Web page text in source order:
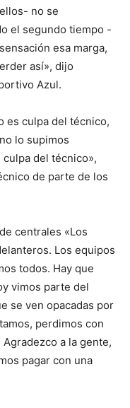
no se
el segundo tiempo -
esa marga,
así», dijo
Azul.
es culpa del técnico,
lo supimos
del técnico»,
de parte de los
centrales «Los
Los equipos
todos. Hay que
vimos parte del
se ven opacadas por
perdimos con
a la gente,
pagar con una